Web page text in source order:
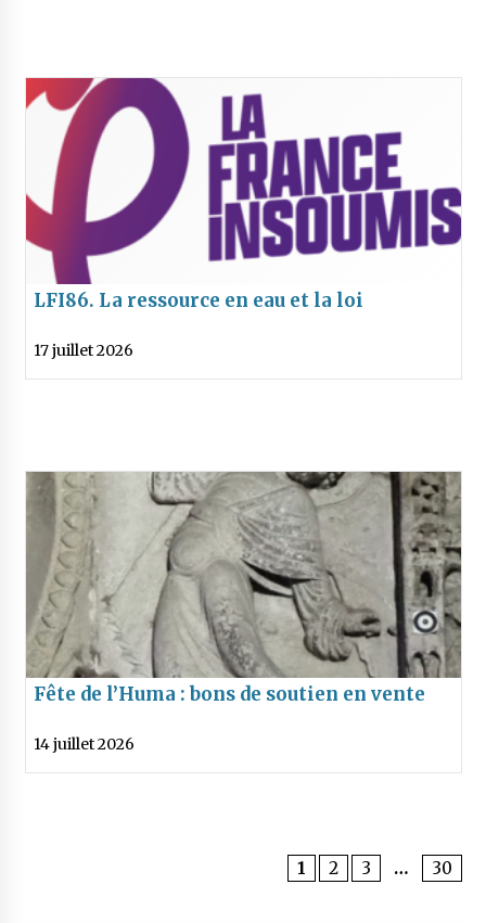
LFI86. La ressource en eau et la loi
17 juillet 2026
Fête de l’Huma : bons de soutien en vente
14 juillet 2026
1 2 3 … 30